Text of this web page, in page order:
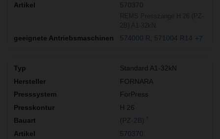
570370
574000 R 571004 R14 +7
Standard A1-32kN
FORNARA
ForPress
H 26
(PZ-2B)
570370